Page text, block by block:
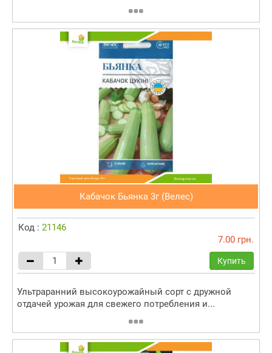
Кабачок Бьянка 3г (Велес)
Код : 21146
7.00 грн.
Купить
Ультраранний высокоурожайный сорт с дружной
отдачей урожая для свежего потребления и...